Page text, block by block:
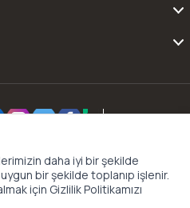
xDrive All Rights Reserved.
daha iyi bir şekilde
bir şekilde toplanıp işlenir.
için Gizlilik Politikamızı